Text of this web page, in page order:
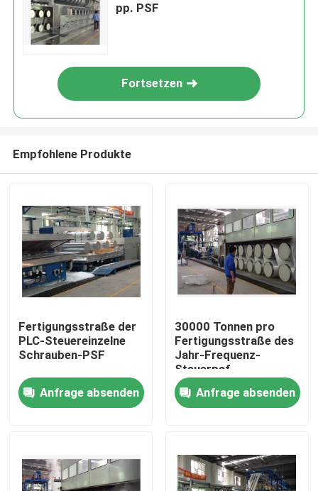
Haus
Über uns
pp. PSF
Fortsetzen
Empfohlene Produkte
Fertigungsstraße der
PLC-Steuereinzelne
Schrauben-PSF
Anfrage absenden
30000 Tonnen pro
Fertigungsstraße des
Jahr-Frequenz-
Steuerpsf
Anfrage absenden